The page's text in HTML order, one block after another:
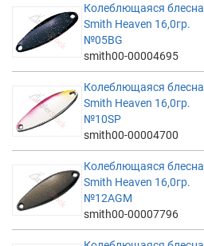
Колеблющаяся блесна
Smith Heaven 16,0гр.
№05BG
smith00-00004695
Колеблющаяся блесна
Smith Heaven 16,0гр.
№10SP
smith00-00004700
Колеблющаяся блесна
Smith Heaven 16,0гр.
№12AGM
smith00-00007796